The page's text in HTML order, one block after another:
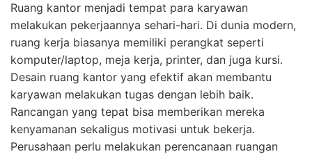
Ruang kantor menjadi tempat para karyawan
melakukan pekerjaannya sehari-hari. Di dunia modern,
ruang kerja biasanya memiliki perangkat seperti
komputer/laptop, meja kerja, printer, dan juga kursi.
Desain ruang kantor yang efektif akan membantu
karyawan melakukan tugas dengan lebih baik.
Rancangan yang tepat bisa memberikan mereka
kenyamanan sekaligus motivasi untuk bekerja.
Perusahaan perlu melakukan perencanaan ruangan